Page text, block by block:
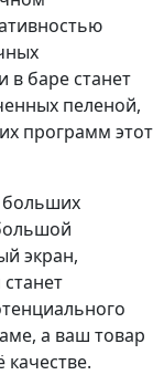
в баре станет
пеленой,
программ этот
больших
экран,
а ваш товар